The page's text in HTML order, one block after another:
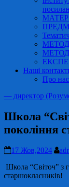
Наші
Про нас
— директор
Школа
покоління
17 Жов,2024
Школа “Світоч” з
старшокласників!